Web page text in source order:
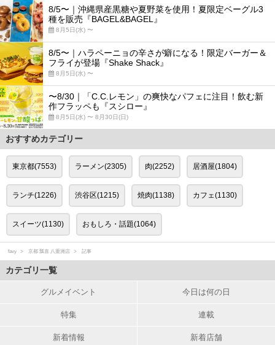
8/5〜｜沖縄県産黒糖や夏野菜を使用！夏限定ベーグル3
種を販売『BAGEL&BAGEL』
8月5日(水) 〜
8/5〜｜ハラペーニョの辛さが癖になる！限定バーガー＆
フライが登場『Shake Shack』
8月5日(水) 〜
〜8/30｜「C.C.レモン」の爽快なパフェに注目！飲む新
作フラッペも『スシロー』
8月5日(水) 〜 8月30日(日)
おすすめカテゴリー
東京都(7553) ラーメン(2305) 肉(2252) 居酒屋(1804)
ランチ(1226) 渋谷区(1215) 焼肉(1138) カフェ(1130)
スイーツ(1130) おもしろ・話題(1064)
favy 京都 瓢喜 八重洲店 記事
カテゴリ一覧
グルメイベント 今日は何の日
特集 連載
新着情報 新着店舗